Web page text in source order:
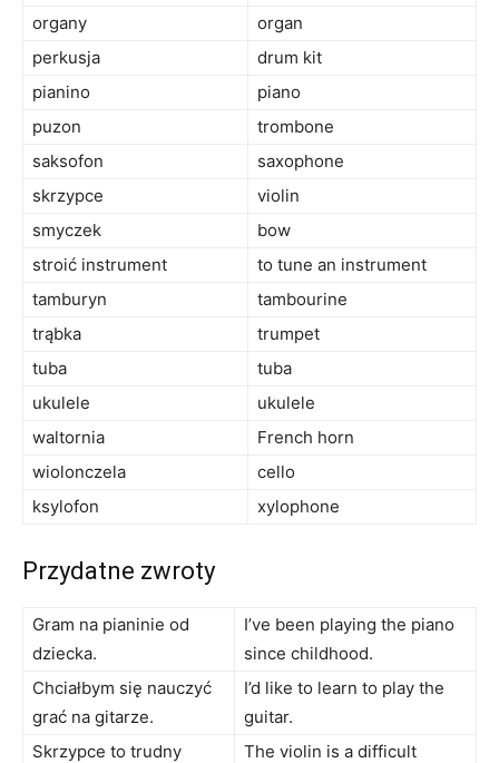
organy
organ
perkusja
drum kit
pianino
piano
puzon
trombone
saksofon
saxophone
skrzypce
violin
smyczek
bow
stroić instrument
to tune an instrument
tamburyn
tambourine
trąbka
trumpet
tuba
tuba
ukulele
ukulele
waltornia
French horn
wiolonczela
cello
ksylofon
xylophone
Przydatne zwroty
Gram na pianinie od
dziecka.
I’ve been playing the piano
since childhood.
Chciałbym się nauczyć
grać na gitarze.
I’d like to learn to play the
guitar.
Skrzypce to trudny
The violin is a difficult